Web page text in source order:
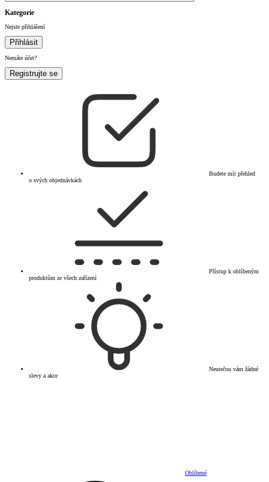
Kategorie
Nejste přihlášení
Přihlásit
Nemáte účet?
Registrujte se
Budete mít přehled
o svých objednávkách
Přístup k oblíbeným
produktům ze všech zařízení
Neutečou vám žádné
slevy a akce
Oblíbené